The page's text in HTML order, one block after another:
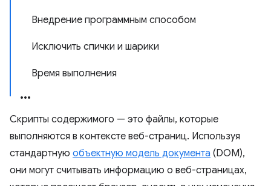
Внедрение программным способом
Исключить спички и шарики
Время выполнения
Скрипты содержимого — это файлы, которые
выполняются в контексте веб-страниц. Используя
стандартную объектную модель документа (DOM),
они могут считывать информацию о веб-страницах,